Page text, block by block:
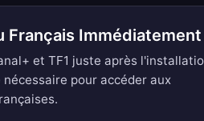
Français Immédiatement
et TF1 juste après
pour accéder aux